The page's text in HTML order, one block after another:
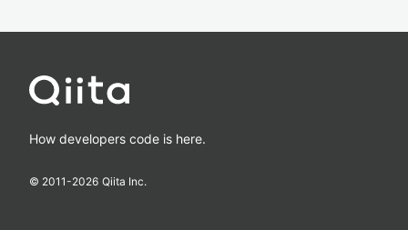
How developers code is here.
© 2011-2026 Qiita Inc.